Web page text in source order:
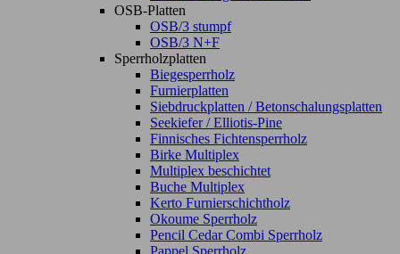
OSB-Platten
OSB/3 stumpf
OSB/3 N+F
Sperrholzplatten
Biegesperrholz
Furnierplatten
Siebdruckplatten / Betonschalungsplatten
Seekiefer / Elliotis-Pine
Finnisches Fichtensperrholz
Birke Multiplex
Multiplex beschichtet
Buche Multiplex
Kerto Furnierschichtholz
Okoume Sperrholz
Pencil Cedar Combi Sperrholz